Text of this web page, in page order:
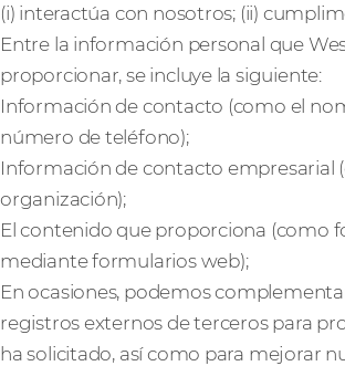
(i) interactúa con nosotros; (ii)
Entre la información personal que
proporcionar, se incluye la siguiente:
Información de contacto (como el
número de teléfono);
Información de contacto empresarial
organización);
El contenido que proporciona (como
mediante formularios web);
En ocasiones, podemos
registros externos de terceros para
ha solicitado, así como para mejorar